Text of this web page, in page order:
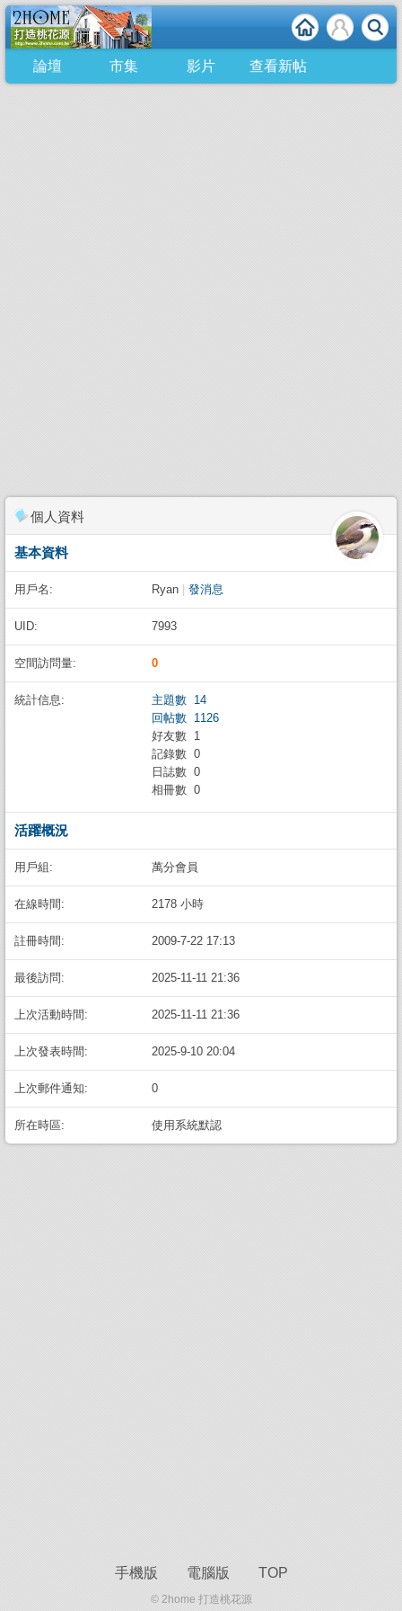
論壇 市集 影片 查看新帖
個人資料
基本資料
用戶名: Ryan 發消息
UID: 7993
空間訪問量: 0
統計信息:
主題數 14
回帖數 1126
好友數 1
記錄數 0
日誌數 0
相冊數 0
活躍概況
用戶組: 萬分會員
在線時間: 2178 小時
註冊時間: 2009-7-22 17:13
最後訪問: 2025-11-11 21:36
上次活動時間: 2025-11-11 21:36
上次發表時間: 2025-9-10 20:04
上次郵件通知: 0
所在時區: 使用系統默認
手機版 電腦版 TOP
© 2home 打造桃花源